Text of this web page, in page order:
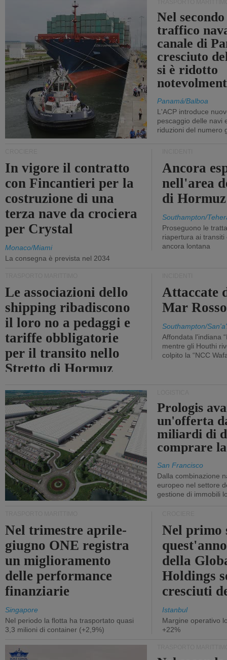
Nel
traffico
canale di
cresciuto
si è ridotto
Panamá/Balboa
L'ACP introduce
pescaggio delle navi
riduzioni del numero
In vigore il contratto
con Fincantieri per la
costruzione di una
terza nave da crociera
per Crystal
Monaco/Miami
La consegna è prevista nel 2034
Ancora
nell'area
di Hormuz
Southampton/
Proseguono le
riapertura ai
ancora lontana
Le associazioni dello
shipping ribadiscono
il loro no a pedaggi e
tariffe obbligatorie
per il transito nello
Stretto di Hormuz
Attaccate
Mar Rosso
Southampton/
Affondata l'indiana
mentre gli Houthi
colpito la “NCC
Prologis
un'offerta
miliardi di
comprare
San Francisco
Dalla combinazione
europeo nel settore
gestione di immobili
Nel trimestre aprile-
giugno ONE registra
un miglioramento
delle performance
finanziarie
Singapore
Nel periodo la flotta ha trasportato quasi
3,3 milioni di container (+2,9%)
Nel primo
della
Holdings
cresciuti
Istanbul
Margine operativo
+22%